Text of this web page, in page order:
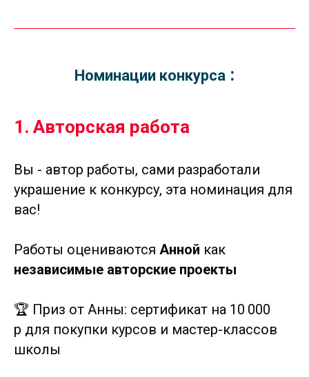
Номинации конкурса :
1. Авторская работа
Вы - автор работы, сами разработали
украшение к конкурсу, эта номинация для
вас!
Работы оцениваются Анной как
независимые авторские проекты
🏆 Приз от Анны: сертификат на 10 000
р для покупки курсов и мастер-классов
школы